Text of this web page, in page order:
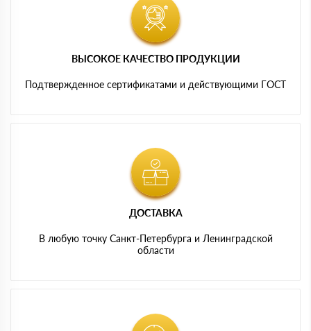
ВЫСОКОЕ КАЧЕСТВО ПРОДУКЦИИ
Подтвержденное сертификатами и действующими ГОСТ
ДОСТАВКА
В любую точку Санкт-Петербурга и Ленинградской
области